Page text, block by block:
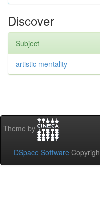
Discover
Subject
artistic mentality
Theme by
DSpace Software